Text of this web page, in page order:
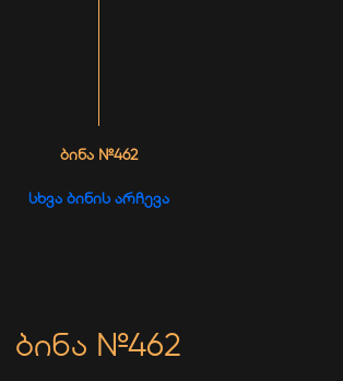
ᲑᲘᲜᲐ №462
ᲡᲮᲕᲐ ᲑᲘᲜᲘᲡ ᲐᲠᲩᲔᲕᲐ
ბინა №462